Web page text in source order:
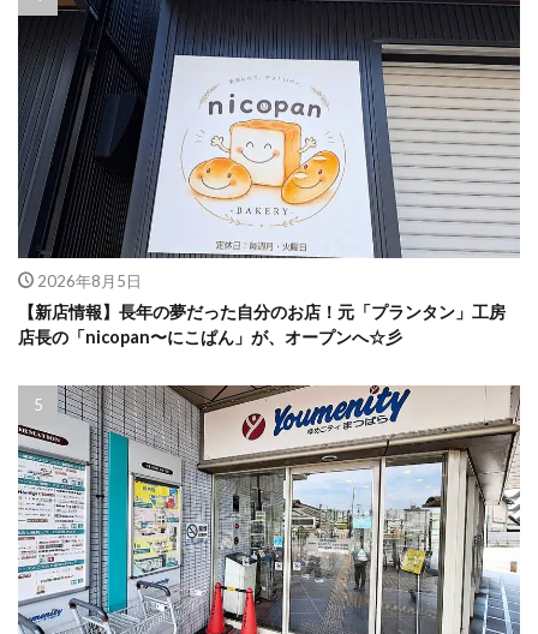
2026年8月5日
【新店情報】長年の夢だった自分のお店！元「プランタン」工房
店長の「nicopan〜にこぱん」が、オープンへ☆彡